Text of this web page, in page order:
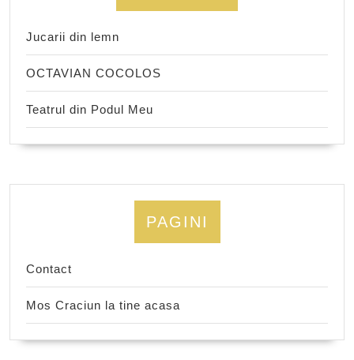
Jucarii din lemn
OCTAVIAN COCOLOS
Teatrul din Podul Meu
PAGINI
Contact
Mos Craciun la tine acasa